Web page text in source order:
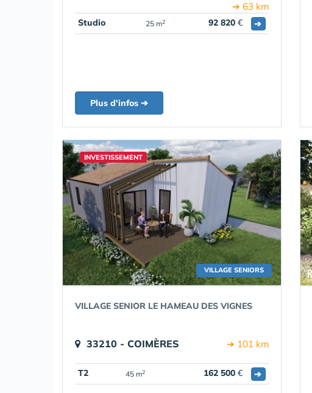
➔ 63 km
Studio 25 m2 92 820 € ➔
Plus d'infos ➔
VILLAGE SENIORS
INVESTISSEMENT
VILLAGE SENIOR LE HAMEAU DES VIGNES
33210 - COIMÈRES ➔ 101 km
T2 45 m2 162 500 € ➔